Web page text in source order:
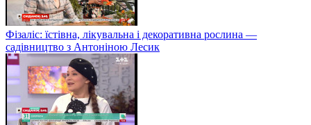
Фізаліс: їстівна, лікувальна і декоративна рослина —
садівництво з Антоніною Лесик